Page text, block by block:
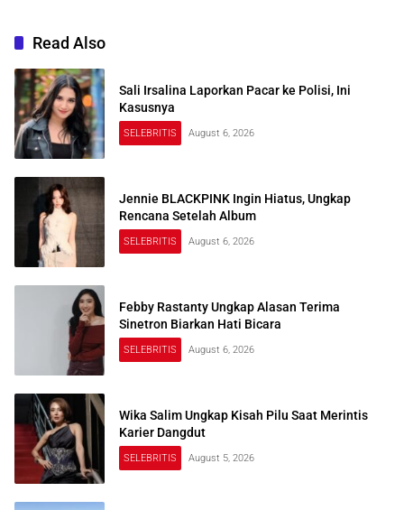
Read Also
Sali Irsalina Laporkan Pacar ke Polisi, Ini
Kasusnya
SELEBRITIS August 6, 2026
Jennie BLACKPINK Ingin Hiatus, Ungkap
Rencana Setelah Album
SELEBRITIS August 6, 2026
Febby Rastanty Ungkap Alasan Terima
Sinetron Biarkan Hati Bicara
SELEBRITIS August 6, 2026
Wika Salim Ungkap Kisah Pilu Saat Merintis
Karier Dangdut
SELEBRITIS August 5, 2026